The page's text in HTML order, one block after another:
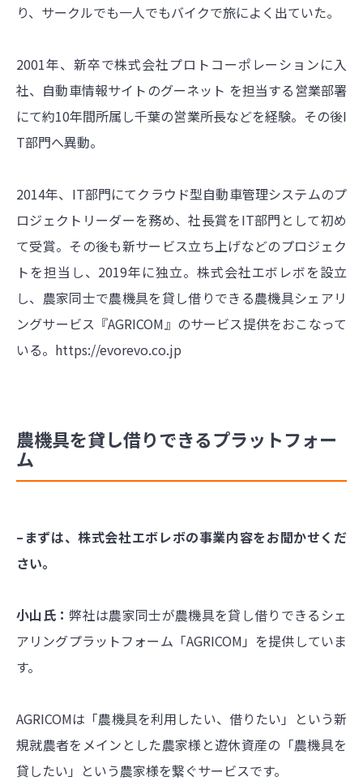
り、サークルでも一人でもバイクで旅によく出ていた。
2001年、新卒で株式会社プロトコーポレーションに入
社、自動車情報サイトのグーネット を担当する営業部署
にて約10年間所属し千葉の営業所長などを経験。その後I
T部門へ異動。
2014年、IT部門にてクラウド型自動車管理システムのプ
ロジェクトリーダーを務め、社長賞をIT部門として初め
て受賞。その後も新サービス立ち上げなどのプロジェク
トを担当し、2019年に独立。株式会社エボレボを設立
し、農家同士で農機具を貸し借りできる農機具シェアリ
ングサービス『AGRICOM』のサービス提供をおこなって
いる。 https://evorevo.co.jp
農機具を貸し借りできるプラットフォー
ム
–まずは、株式会社エボレボの事業内容をお聞かせくだ
さい。
小山氏：弊社は農家同士が農機具を貸し借りできるシェ
アリングプラットフォーム「AGRICOM」を提供していま
す。
AGRICOMは「農機具を利用したい、借りたい」という新
規就農者をメインとした農家様と遊休資産の「農機具を
貸したい」という農家様を繋ぐサービスです。